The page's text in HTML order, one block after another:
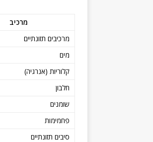
מרכיב
מרכיבים תזונתיים
מים
קלוריות (אנרגיה)
חלבון
שומנים
פחמימות
סיבים תזונתיים